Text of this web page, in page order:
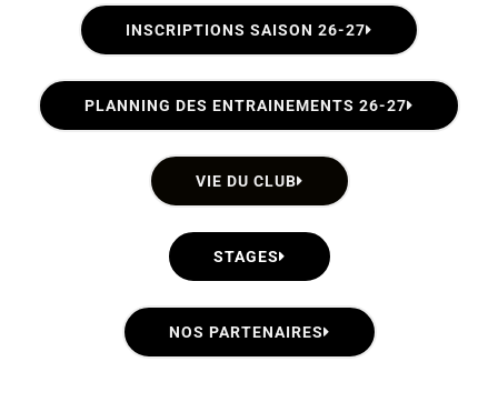
INSCRIPTIONS SAISON 26-27
PLANNING DES ENTRAINEMENTS 26-27
VIE DU CLUB
STAGES
NOS PARTENAIRES